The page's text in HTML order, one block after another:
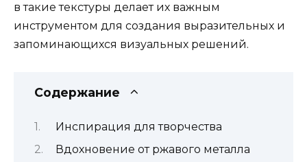
в такие текстуры делает их важным
инструментом для создания выразительных и
запоминающихся визуальных решений.
Содержание
Инспирация для творчества
Вдохновение от ржавого металла